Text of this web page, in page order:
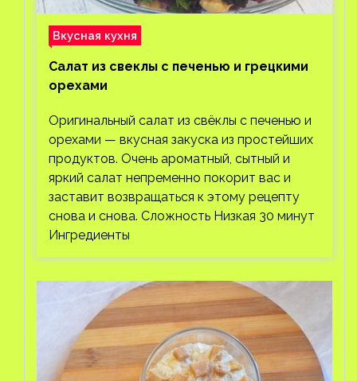
Вкусная кухня
Салат из свеклы с печенью и грецкими
орехами
Оригинальный салат из свёклы с печенью и
орехами — вкусная закуска из простейших
продуктов. Очень ароматный, сытный и
яркий салат непременно покорит вас и
заставит возвращаться к этому рецепту
снова и снова. Сложность Низкая 30 минут
Ингредиенты